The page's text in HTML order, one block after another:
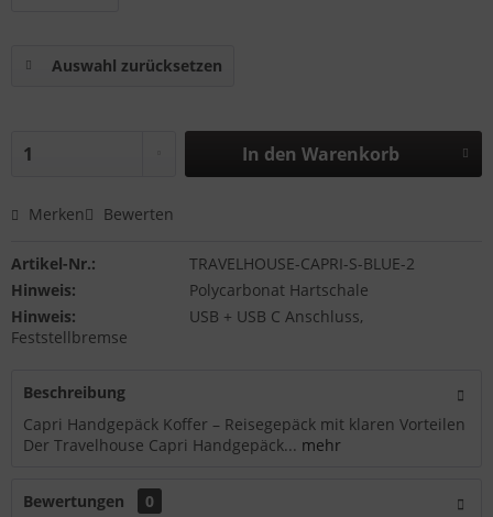
Auswahl zurücksetzen
In den Warenkorb
Merken Bewerten
Artikel-Nr.:
TRAVELHOUSE-CAPRI-S-BLUE-2
Hinweis:
Polycarbonat Hartschale
Hinweis:
USB + USB C Anschluss,
Feststellbremse
Beschreibung
Capri Handgepäck Koffer – Reisegepäck mit klaren Vorteilen
Der Travelhouse Capri Handgepäck... mehr
Bewertungen
0